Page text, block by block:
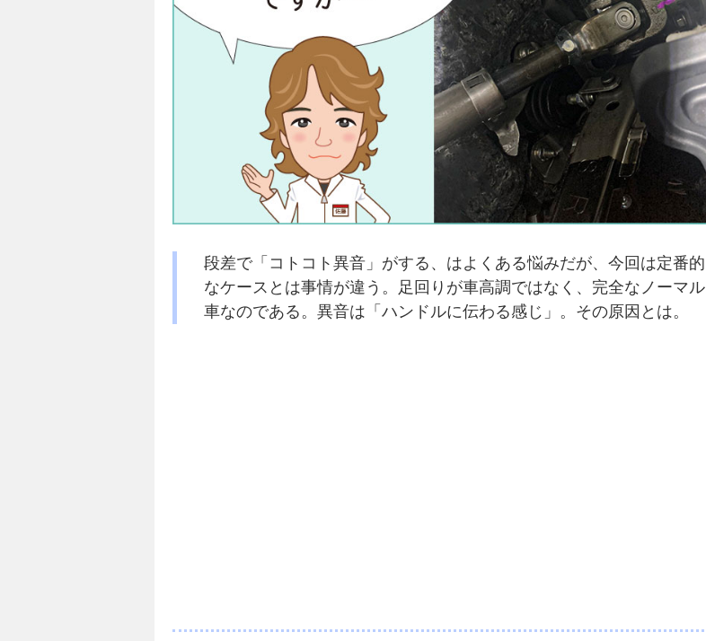
段差で「コトコト異音」がする、はよくある悩みだが、今回は定番的
なケースとは事情が違う。足回りが車高調ではなく、完全なノーマル
車なのである。異音は「ハンドルに伝わる感じ」。その原因とは。